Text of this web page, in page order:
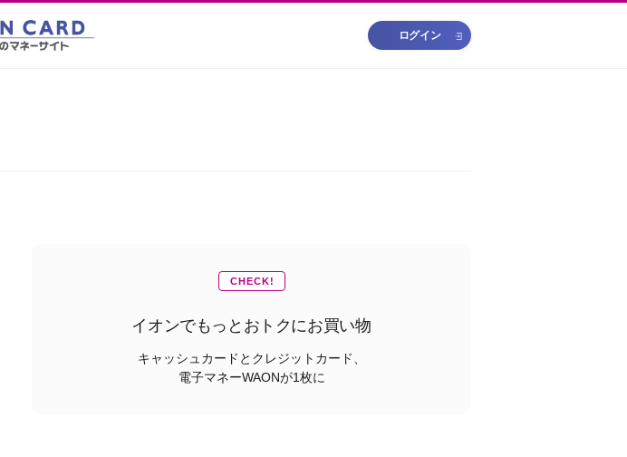
ログイン
CHECK!
イオンでもっとおトクにお買い物
キャッシュカードとクレジットカード、
電子マネーWAONが1枚に